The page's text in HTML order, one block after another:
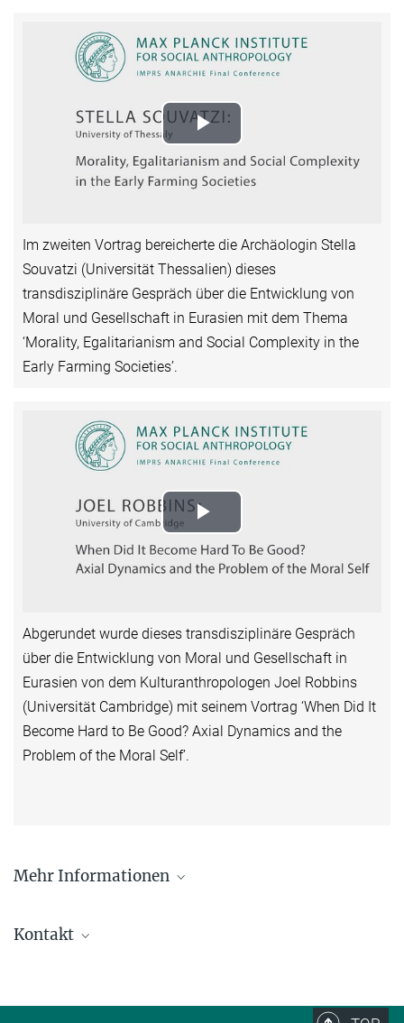
Play
Video
Im zweiten Vortrag bereicherte die Archäologin Stella
Souvatzi (Universität Thessalien) dieses
transdisziplinäre Gespräch über die Entwicklung von
Moral und Gesellschaft in Eurasien mit dem Thema
‘Morality, Egalitarianism and Social Complexity in the
Early Farming Societies’.
Play
Video
Abgerundet wurde dieses transdisziplinäre Gespräch
über die Entwicklung von Moral und Gesellschaft in
Eurasien von dem Kulturanthropologen Joel Robbins
(Universität Cambridge) mit seinem Vortrag ‘When Did It
Become Hard to Be Good? Axial Dynamics and the
Problem of the Moral Self’.
Mehr Informationen
und Joel Robbins als PDF
Kontakt